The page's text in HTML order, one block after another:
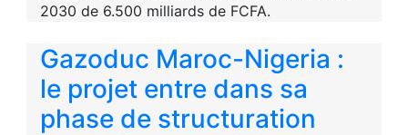
2030 de 6.500 milliards de FCFA.
Gazoduc Maroc-Nigeria :
le projet entre dans sa
phase de structuration